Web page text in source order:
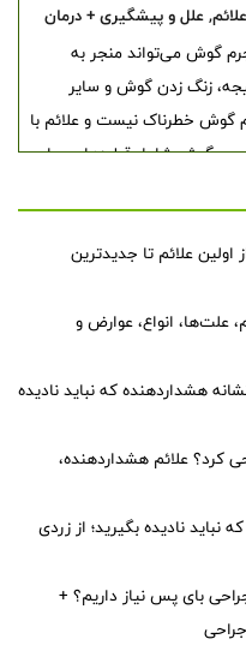
علل و پیشگیری + درمان
گوش می‌تواند منجر به
زنگ زدن گوش و سایر
گوش خطرناک نیست و علائم با
جرم گوش شامل قطره‌هایی برای
پزشک است.
اولین علائم تا جدیدترین
علت‌ها، انواع، عوارض و
علائم سرطان کبد چیست؟ ۱۰ نشانه هشداردهنده که نباید نادیده
کرد؟ علائم هشداردهنده،
نادیده بگیرید؛ از زردی
بای پس نیاز داریم؟ +